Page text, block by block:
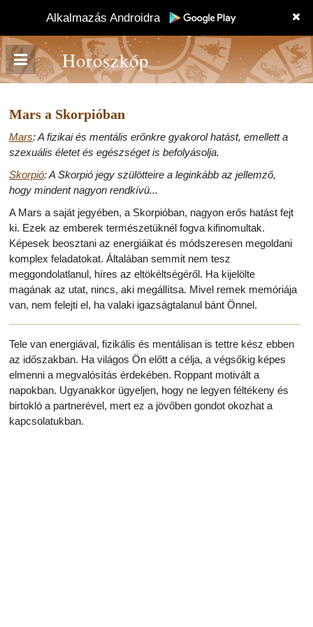
Alkalmazás Androidra
Horoszkóp
Mars a Skorpióban
Mars: A fizikai és mentális erőnkre gyakorol hatást, emellett a
szexuális életet és egészséget is befolyásolja.
Skorpió: A Skorpió jegy szülötteire a leginkább az jellemző,
hogy mindent nagyon rendkívü...
A Mars a saját jegyében, a Skorpióban, nagyon erős hatást fejt
ki. Ezek az emberek természetüknél fogva kifinomultak.
Képesek beosztani az energiáikat és módszeresen megoldani
komplex feladatokat. Általában semmit nem tesz
meggondolatlanul, híres az eltökéltségéről. Ha kijelölte
magának az utat, nincs, aki megállítsa. Mivel remek memóriája
van, nem felejti el, ha valaki igazságtalanul bánt Önnel.
Tele van energiával, fizikális és mentálisan is tettre kész ebben
az időszakban. Ha világos Ön előtt a célja, a végsőkig képes
elmenni a megvalósítás érdekében. Roppant motivált a
napokban. Ugyanakkor ügyeljen, hogy ne legyen féltékeny és
birtokló a partnerével, mert ez a jövőben gondot okozhat a
kapcsolatukban.